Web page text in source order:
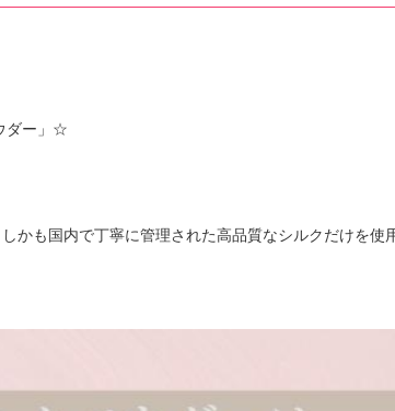
ダー」‪☆
かも国内で丁寧に管理された高品質なシルクだけを使